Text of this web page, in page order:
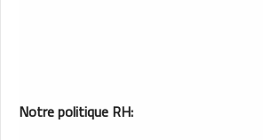
Notre politique RH: